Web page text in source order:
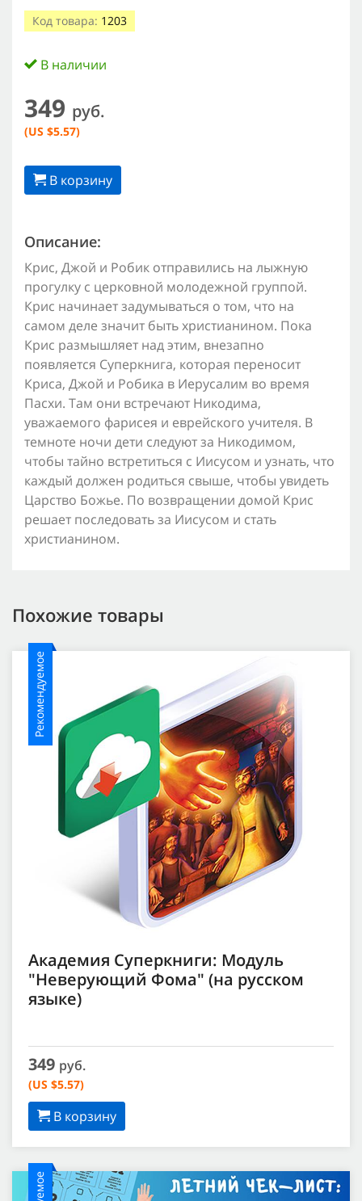
Код товара: 1203
В наличии
349 руб.
(US $5.57)
В корзину
Описание:
Крис, Джой и Робик отправились на лыжную
прогулку с церковной молодежной группой.
Крис начинает задумываться о том, что на
самом деле значит быть христианином. Пока
Крис размышляет над этим, внезапно
появляется Суперкнига, которая переносит
Криса, Джой и Робика в Иерусалим во время
Пасхи. Там они встречают Никодима,
уважаемого фарисея и еврейского учителя. В
темноте ночи дети следуют за Никодимом,
чтобы тайно встретиться с Иисусом и узнать, что
каждый должен родиться свыше, чтобы увидеть
Царство Божье. По возвращении домой Крис
решает последовать за Иисусом и стать
христианином.
Похожие товары
Рекомендуемое
Академия Суперкниги: Модуль
"Неверующий Фома" (на русском
языке)
349 руб.
(US $5.57)
В корзину